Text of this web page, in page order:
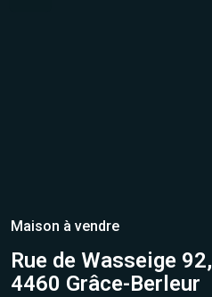
Maison à vendre
Rue de Wasseige 92,
4460 Grâce-Berleur